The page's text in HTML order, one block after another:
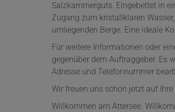
Salzkammerguts. Eingebettet in
Zugang zum kristallklaren
umliegenden Berge. Eine ideale
Für weitere Informationen oder
gegenüber dem Auftraggeber. Es
Adresse und Telefonnummer
Wir freuen uns schon jetzt auf
Willkommen am Attersee.